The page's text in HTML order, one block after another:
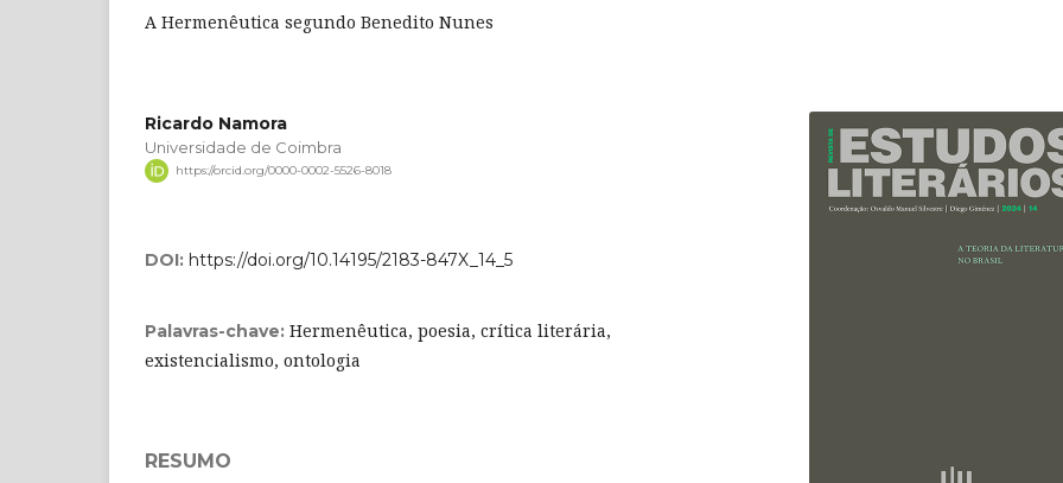
A Hermenêutica segundo Benedito Nunes
Ricardo Namora
Universidade de Coimbra
https://orcid.org/0000-0002-5526-8018
DOI: https://doi.org/10.14195/2183-847X_14_5
Palavras-chave: Hermenêutica, poesia, crítica literária,
existencialismo, ontologia
RESUMO